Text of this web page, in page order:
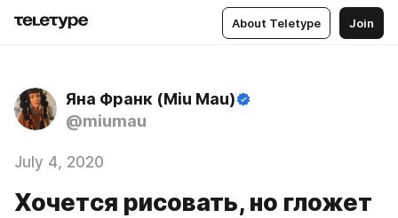
About Teletype Join
Яна Франк (Miu Mau)
@miumau
July 4, 2020
Хочется рисовать, но гложет